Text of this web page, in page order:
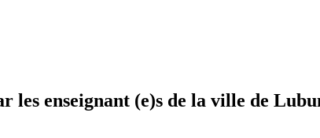
enseignant (e)s de la ville de